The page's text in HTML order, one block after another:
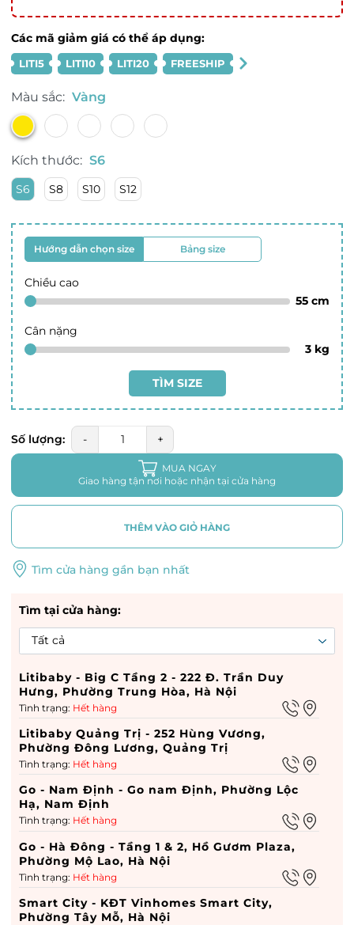
Các mã giảm giá có thể áp dụng:
LITI5 LITI10 LITI20 FREESHIP
Màu sắc: Vàng
Kích thước: S6
S6 S8 S10 S12
Hướng dẫn chọn size Bảng size
Chiều cao
55 cm
Cân nặng
3 kg
TÌM SIZE
Số lượng: - +
MUA NGAY
Giao hàng tận nơi hoặc nhận tại cửa hàng
THÊM VÀO GIỎ HÀNG
Tìm cửa hàng gần bạn nhất
Tìm tại cửa hàng:
Litibaby - Big C Tầng 2 - 222 Đ. Trần Duy
Hưng, Phường Trung Hòa, Hà Nội
Tình trạng: Hết hàng
Litibaby Quảng Trị - 252 Hùng Vương,
Phường Đông Lương, Quảng Trị
Tình trạng: Hết hàng
Go - Nam Định - Go nam Định, Phường Lộc
Hạ, Nam Định
Tình trạng: Hết hàng
Go - Hà Đông - Tầng 1 & 2, Hồ Gươm Plaza,
Phường Mộ Lao, Hà Nội
Tình trạng: Hết hàng
Smart City - KĐT Vinhomes Smart City,
Phường Tây Mỗ, Hà Nội